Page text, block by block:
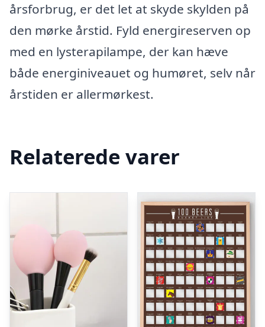
årsforbrug, er det let at skyde skylden på
den mørke årstid. Fyld energireserven op
med en lysterapilampe, der kan hæve
både energiniveauet og humøret, selv når
årstiden er allermørkest.
Relaterede varer